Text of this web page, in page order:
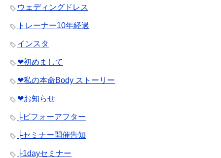
ウェディングドレス
トレーナー10年経過
インスタ
❤︎初めまして
❤︎私の本命Body ストーリー
❤︎お知らせ
├ビフォーアフター
├セミナー開催告知
├1dayセミナー